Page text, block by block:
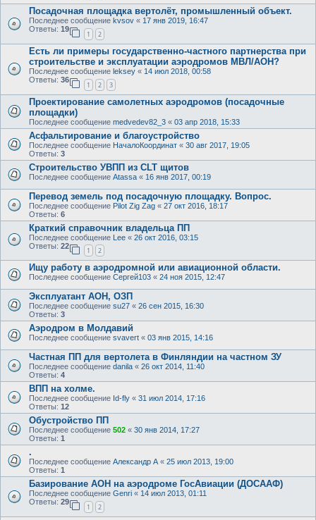
Посадочная площадка вертолёт, промышленный объект.
Последнее сообщение kvsov « 17 янв 2019, 16:47
Ответы: 19
1 2
Есть ли примеры государственно-частного партнерства при
строительстве и эксплуатации аэродромов МВЛ/АОН?
Последнее сообщение leksey « 14 июл 2018, 00:58
Ответы: 36
1 2 3
Проектирование самолетных аэродромов (посадочные
площадки)
Последнее сообщение medvedev82_3 « 03 апр 2018, 15:33
Асфальтирование и благоустройство
Последнее сообщение НачалоКоординат « 30 авг 2017, 19:05
Ответы: 3
Строительство УВПП из CLT щитов
Последнее сообщение Atassa « 16 янв 2017, 00:19
Перевод земель под посадочную площадку. Вопрос.
Последнее сообщение Pilot Zig Zag « 27 окт 2016, 18:17
Ответы: 6
Краткий справочник­ владельца ПП
Последнее сообщение Lee « 26 окт 2016, 03:15
Ответы: 22
1 2
Ищу работу в аэродромной или авиационной области.
Последнее сообщение Сергей103 « 24 ноя 2015, 12:47
Эксплуатант АОН, ОЗП
Последнее сообщение su27 « 26 сен 2015, 16:30
Ответы: 3
Аэродром в Молдавий
Последнее сообщение svavert « 03 янв 2015, 14:16
Частная ПП для вертолета в Финляндии на частном ЗУ
Последнее сообщение danila « 26 окт 2014, 11:40
Ответы: 4
ВПП на холме.
Последнее сообщение Id-fly « 31 июл 2014, 17:16
Ответы: 12
Обустройство ПП
Последнее сообщение 502 « 30 янв 2014, 17:27
Ответы: 1
.
Последнее сообщение Александр А « 25 июл 2013, 19:00
Ответы: 1
Базирование АОН на аэродроме ГосАвиации (ДОСААФ)
Последнее сообщение Genri « 14 июл 2013, 01:11
Ответы: 29
1 2